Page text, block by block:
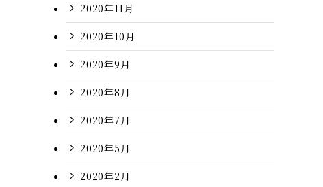
2020年11月
2020年10月
2020年9月
2020年8月
2020年7月
2020年5月
2020年2月